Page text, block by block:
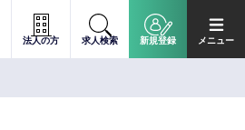
法人の方 求人検索 新規登録 メニュー